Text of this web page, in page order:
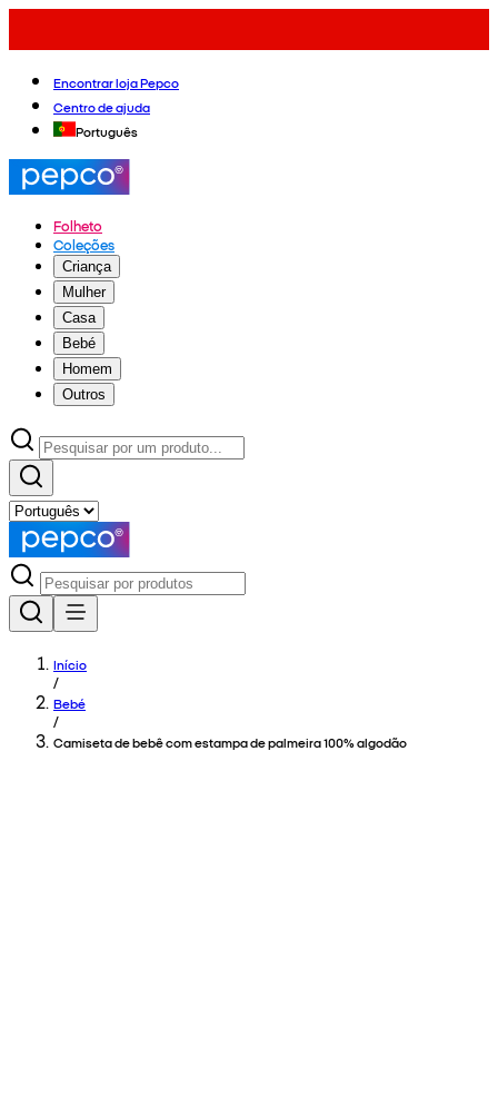
Encontrar loja Pepco
Centro de ajuda
Português
Folheto
Coleções
Criança
Mulher
Casa
Bebé
Homem
Outros
Início
/
Bebé
/
Camiseta de bebê com estampa de palmeira 100% algodão